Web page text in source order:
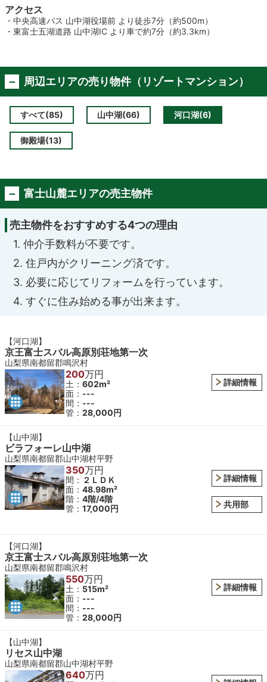
アクセス
・中央高速バス 山中湖役場前 より徒歩7分（約500m）
・東富士五湖道路 山中湖IC より車で約7分（約3.3km）
周辺エリアの売り物件（リゾートマンション）
すべて(85) 山中湖(66) 河口湖(6)
御殿場(13)
富士山麓エリアの売主物件
売主物件をおすすめする4つの理由
1. 仲介手数料が不要です。
2. 住戸内がクリーニング済です。
3. 必要に応じてリフォームを行っています。
4. すぐに住み始める事が出来ます。
【河口湖】
京王富士スバル高原別荘地第一次
山梨県南都留郡鳴沢村
200万円
土： 602m²
面： ---
間： ---
管： 28,000円
詳細情報
【山中湖】
ビラフォーレ山中湖
山梨県南都留郡山中湖村平野
350万円
間： ２ＬＤＫ
面： 48.98m²
階： 4階/4階
管： 17,000円
詳細情報
共用部
【河口湖】
京王富士スバル高原別荘地第一次
山梨県南都留郡鳴沢村
550万円
土： 515m²
面： ---
間： ---
管： 28,000円
詳細情報
【山中湖】
リセス山中湖
山梨県南都留郡山中湖村平野
640万円